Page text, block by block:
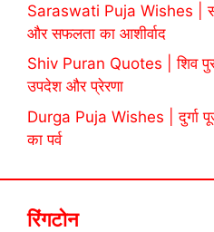
Saraswati Puja Wishes |
और सफलता का आशीर्वाद
Shiv Puran Quotes | शिव
उपदेश और प्रेरणा
Durga Puja Wishes | दुर्गा
का पर्व
रिंगटोन